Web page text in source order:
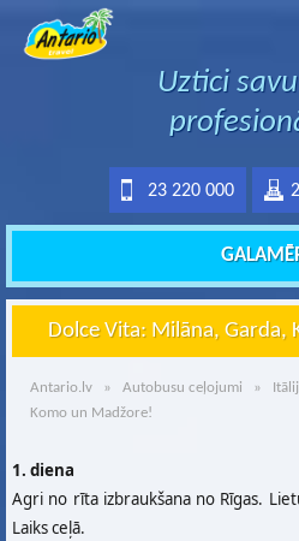
Uztici
23 220 000
Dolce Vita: Milāna, Garda,
Antario.lv » Autobusu ceļojumi »
Komo un Madžore!
1. diena
Agri no rīta izbraukšana no Rīgas.
Laiks ceļā.